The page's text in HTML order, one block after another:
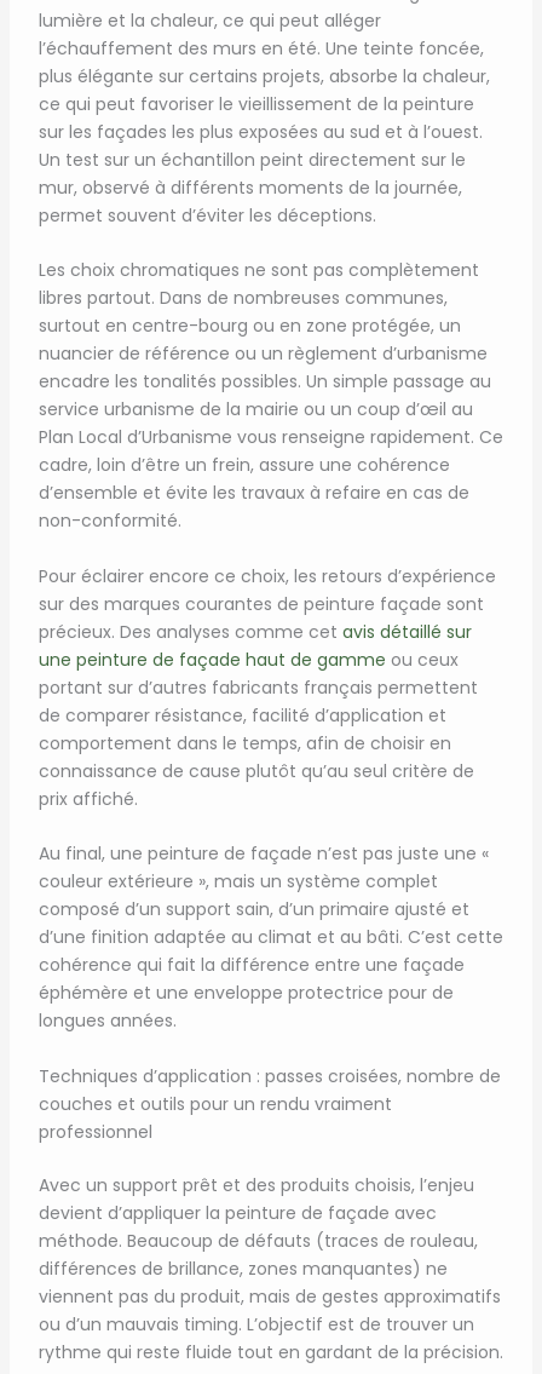
lumière et la chaleur, ce qui peut alléger
l’échauffement des murs en été. Une teinte foncée,
plus élégante sur certains projets, absorbe la chaleur,
ce qui peut favoriser le vieillissement de la peinture
sur les façades les plus exposées au sud et à l’ouest.
Un test sur un échantillon peint directement sur le
mur, observé à différents moments de la journée,
permet souvent d’éviter les déceptions.
Les choix chromatiques ne sont pas complètement
libres partout. Dans de nombreuses communes,
surtout en centre-bourg ou en zone protégée, un
nuancier de référence ou un règlement d’urbanisme
encadre les tonalités possibles. Un simple passage au
service urbanisme de la mairie ou un coup d’œil au
Plan Local d’Urbanisme vous renseigne rapidement. Ce
cadre, loin d’être un frein, assure une cohérence
d’ensemble et évite les travaux à refaire en cas de
non-conformité.
Pour éclairer encore ce choix, les retours d’expérience
sur des marques courantes de peinture façade sont
précieux. Des analyses comme cet avis détaillé sur
une peinture de façade haut de gamme ou ceux
portant sur d’autres fabricants français permettent
de comparer résistance, facilité d’application et
comportement dans le temps, afin de choisir en
connaissance de cause plutôt qu’au seul critère de
prix affiché.
Au final, une peinture de façade n’est pas juste une «
couleur extérieure », mais un système complet
composé d’un support sain, d’un primaire ajusté et
d’une finition adaptée au climat et au bâti. C’est cette
cohérence qui fait la différence entre une façade
éphémère et une enveloppe protectrice pour de
longues années.
Techniques d’application : passes croisées, nombre de
couches et outils pour un rendu vraiment
professionnel
Avec un support prêt et des produits choisis, l’enjeu
devient d’appliquer la peinture de façade avec
méthode. Beaucoup de défauts (traces de rouleau,
différences de brillance, zones manquantes) ne
viennent pas du produit, mais de gestes approximatifs
ou d’un mauvais timing. L’objectif est de trouver un
rythme qui reste fluide tout en gardant de la précision.